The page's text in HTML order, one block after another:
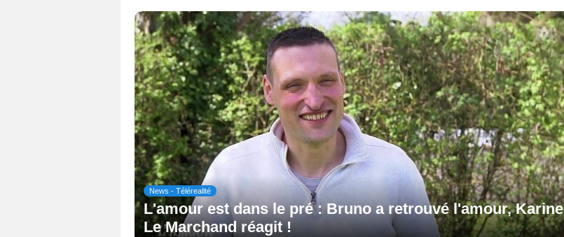
News - Télérealité
L'amour est dans le pré : Bruno a retrouvé l'amour, Karine
Le Marchand réagit !